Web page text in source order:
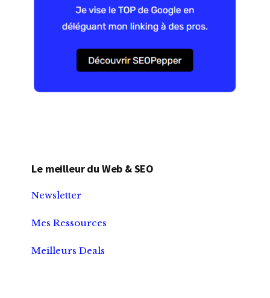
Le meilleur du Web & SEO
Newsletter
Mes Ressources
Meilleurs Deals